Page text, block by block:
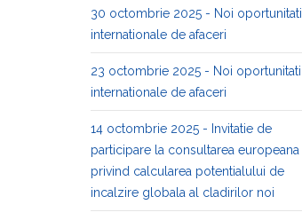
30 octombrie 2025 - Noi oportunitati
internationale de afaceri
23 octombrie 2025 - Noi oportunitati
internationale de afaceri
14 octombrie 2025 - Invitatie de
participare la consultarea europeana
privind calcularea potentialului de
incalzire globala al cladirilor noi